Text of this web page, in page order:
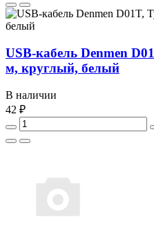
USB-кабель Denmen
м, круглый, белый
В наличии
42 ₽